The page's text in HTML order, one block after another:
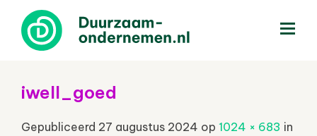
iwell_goed
Gepubliceerd 27 augustus 2024 op 1024 × 683 in